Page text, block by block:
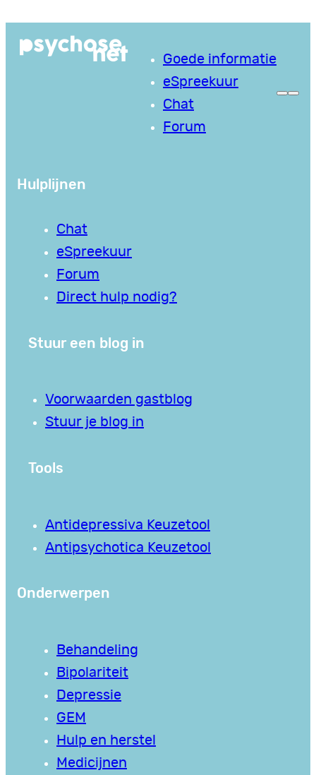
naar
Goede informatie
eSpreekuur
Chat
Forum
Hulplijnen
Chat
eSpreekuur
Forum
Direct hulp nodig?
Stuur een blog in
Voorwaarden gastblog
Stuur je blog in
Tools
Antidepressiva Keuzetool
Antipsychotica Keuzetool
Onderwerpen
Behandeling
Bipolariteit
Depressie
GEM
Hulp en herstel
Medicijnen